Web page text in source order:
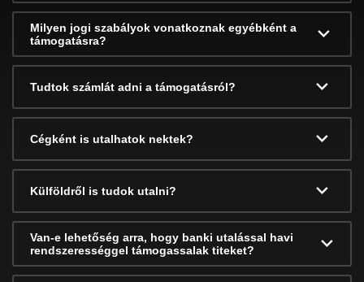
Milyen jogi szabályok vonatkoznak egyébként a
támogatásra?
Tudtok számlát adni a támogatásról?
Cégként is utalhatok nektek?
Külföldről is tudok utalni?
Van-e lehetőség arra, hogy banki utalással havi
rendszerességgel támogassalak titeket?